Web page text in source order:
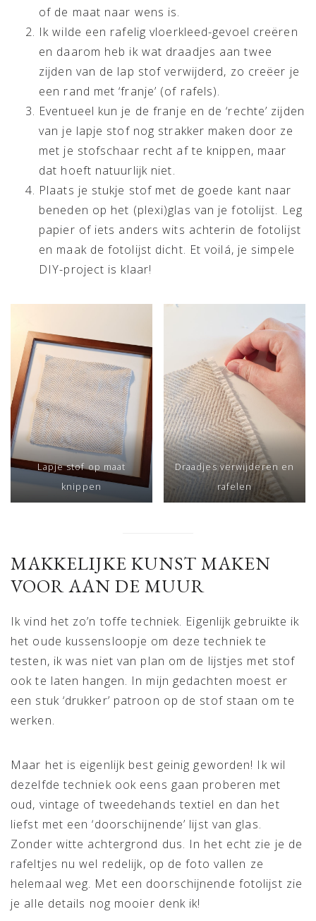
of de maat naar wens is.
Ik wilde een rafelig vloerkleed-gevoel creëren
en daarom heb ik wat draadjes aan twee
zijden van de lap stof verwijderd, zo creëer je
een rand met ‘franje’ (of rafels).
Eventueel kun je de franje en de ‘rechte’ zijden
van je lapje stof nog strakker maken door ze
met je stofschaar recht af te knippen, maar
dat hoeft natuurlijk niet.
Plaats je stukje stof met de goede kant naar
beneden op het (plexi)glas van je fotolijst. Leg
papier of iets anders wits achterin de fotolijst
en maak de fotolijst dicht. Et voilá, je simpele
DIY-project is klaar!
Lapje stof op maat
knippen
Draadjes verwijderen en
rafelen
MAKKELIJKE KUNST MAKEN
VOOR AAN DE MUUR
Ik vind het zo’n toffe techniek. Eigenlijk gebruikte ik
het oude kussensloopje om deze techniek te
testen, ik was niet van plan om de lijstjes met stof
ook te laten hangen. In mijn gedachten moest er
een stuk ‘drukker’ patroon op de stof staan om te
werken.
Maar het is eigenlijk best geinig geworden! Ik wil
dezelfde techniek ook eens gaan proberen met
oud, vintage of tweedehands textiel en dan het
liefst met een ‘doorschijnende’ lijst van glas.
Zonder witte achtergrond dus. In het echt zie je de
rafeltjes nu wel redelijk, op de foto vallen ze
helemaal weg. Met een doorschijnende fotolijst zie
je alle details nog mooier denk ik!